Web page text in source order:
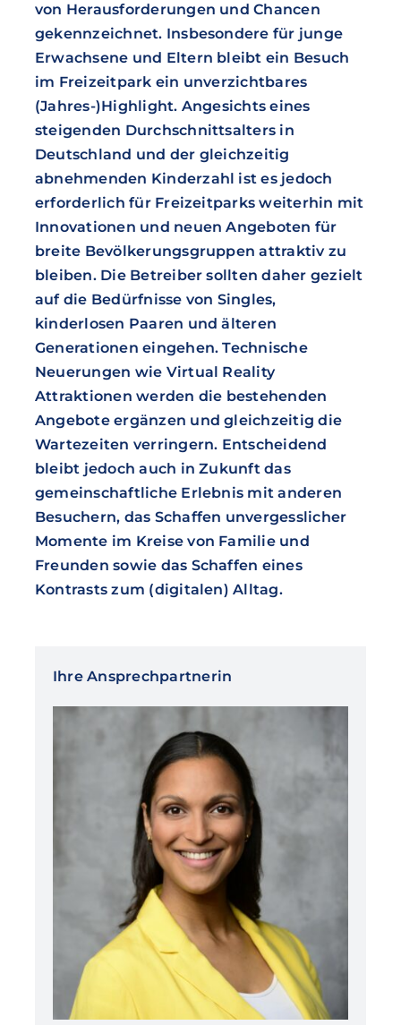
von Herausforderungen und Chancen
gekennzeichnet. Insbesondere für junge
Erwachsene und Eltern bleibt ein Besuch
im Freizeitpark ein unverzichtbares
(Jahres-)Highlight. Angesichts eines
steigenden Durchschnittsalters in
Deutschland und der gleichzeitig
abnehmenden Kinderzahl ist es jedoch
erforderlich für Freizeitparks weiterhin mit
Innovationen und neuen Angeboten für
breite Bevölkerungsgruppen attraktiv zu
bleiben. Die Betreiber sollten daher gezielt
auf die Bedürfnisse von Singles,
kinderlosen Paaren und älteren
Generationen eingehen. Technische
Neuerungen wie Virtual Reality
Attraktionen werden die bestehenden
Angebote ergänzen und gleichzeitig die
Wartezeiten verringern. Entscheidend
bleibt jedoch auch in Zukunft das
gemeinschaftliche Erlebnis mit anderen
Besuchern, das Schaffen unvergesslicher
Momente im Kreise von Familie und
Freunden sowie das Schaffen eines
Kontrasts zum (digitalen) Alltag.
Ihre Ansprechpartnerin